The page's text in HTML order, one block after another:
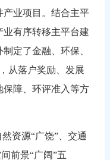
产业项目。结合主平
有序转移主平台建
定了金融、环保、
从落户奖励、发展
障、环评准入等方
资源“广饶”、交通
前景“广阔”五